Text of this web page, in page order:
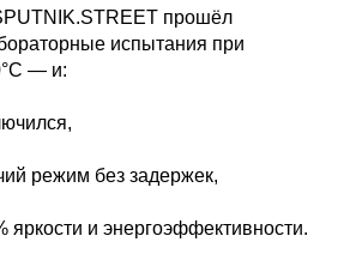
прошёл
испытания при
— и:
режим без задержек,
яркости и энергоэффективности.